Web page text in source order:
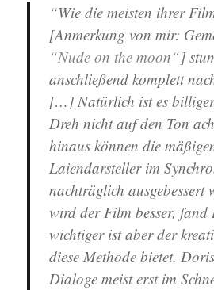
“Wie die meisten ihrer
[Anmerkung von mir:
“Nude on the moon“]
anschließend komplett
[…] Natürlich ist es
Dreh nicht auf den Ton
hinaus können die
Laiendarsteller im
nachträglich ausgebessert
wird der Film besser,
wichtiger ist aber der
diese Methode bietet.
Dialoge meist erst im